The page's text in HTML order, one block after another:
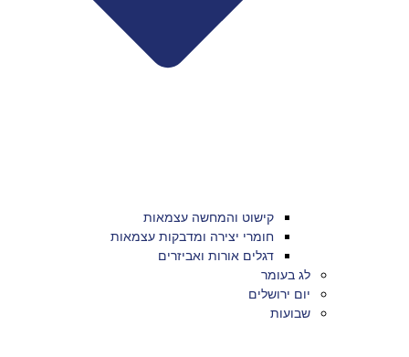
קישוט והמחשה עצמאות
חומרי יצירה ומדבקות עצמאות
דגלים אורות ואביזרים
לג בעומר
יום ירושלים
שבועות